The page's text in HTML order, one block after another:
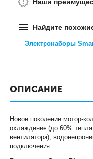
Наши
Найдите
Электронаборы
ОПИСАНИЕ
Новое поколение мотор-
охлаждение (до 60%
вентилятора),
подключения.